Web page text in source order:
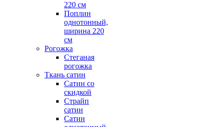
220 см
Поплин
однотонный,
ширина 220
см
Рогожка
Стеганая
рогожка
Ткань сатин
Сатин со
скидкой
Страйп
сатин
Сатин